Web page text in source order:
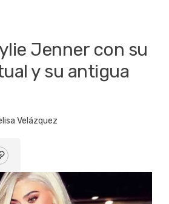
Jenner con su
y su antigua
Velázquez